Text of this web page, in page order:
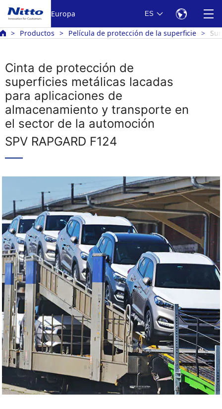
Europa ES
Productos Película de protección de la superficie
Cinta de protección de
superficies metálicas lacadas
para aplicaciones de
almacenamiento y transporte en
el sector de la automoción
SPV RAPGARD F124